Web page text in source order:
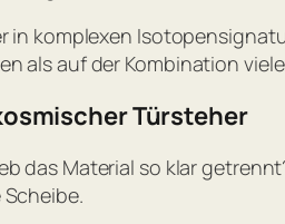
in komplexen
als auf der Kombination
Türsteher
das Material so klar